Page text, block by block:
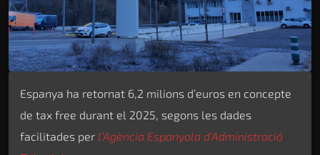
Espanya ha retornat 6,2 milions d’euros en concepte
de tax free durant el 2025, segons les dades
facilitades per l’Agència Espanyola d’Administració